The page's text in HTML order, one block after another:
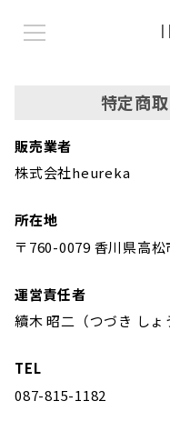
特定商
販売業者
株式会社heureka
所在地
〒760-0079 香川県高
運営責任者
續木 昭二（つづき しょ
TEL
087-815-1182